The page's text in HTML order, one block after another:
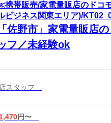
携帯販売/家電量販店のドコ
ビジネス関東エリア)/
「佐野市」家電量販店
フ／未経験ok
スタッフ
1,470円〜